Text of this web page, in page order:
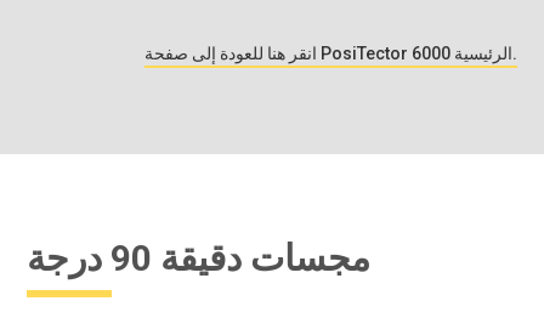
انقر هنا للعودة إلى صفحة PosiTector 6000 الرئيسية.
مجسات دقيقة 90 درجة